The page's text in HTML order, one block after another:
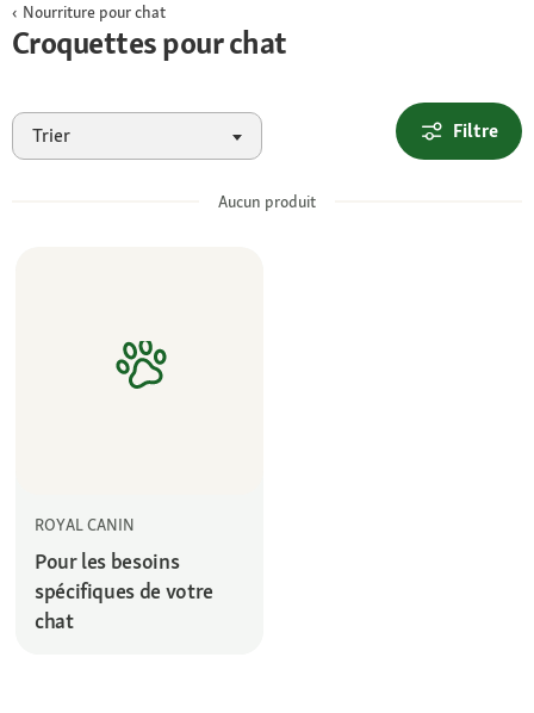
Nourriture pour chat
Croquettes pour chat
Trier Filtre
Aucun produit
ROYAL CANIN
Pour les besoins
spécifiques de votre
chat